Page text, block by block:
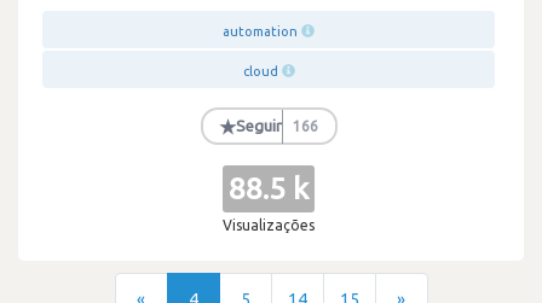
automation
cloud
★Seguir 166
88.5 k
Visualizações